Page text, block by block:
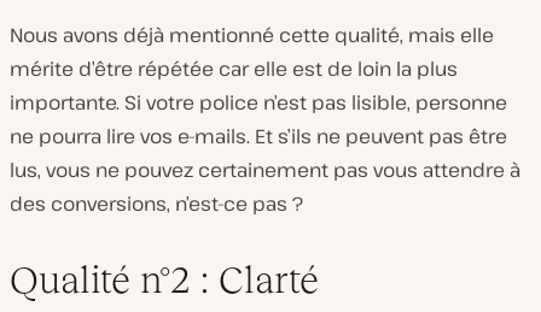
Nous avons déjà mentionné cette qualité, mais elle
mérite d’être répétée car elle est de loin la plus
importante. Si votre police n’est pas lisible, personne
ne pourra lire vos e-mails. Et s’ils ne peuvent pas être
lus, vous ne pouvez certainement pas vous attendre à
des conversions, n’est-ce pas ?
Qualité n°2 : Clarté